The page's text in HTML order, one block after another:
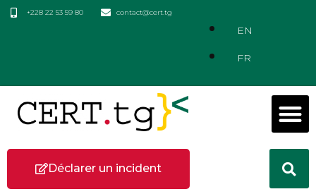
+228 22 53 59 80 contact@cert.tg
EN
FR
Déclarer un incident